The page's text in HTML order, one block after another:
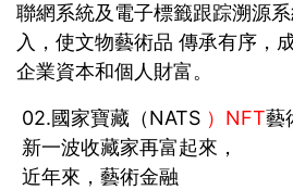
聯網系統及電子標籤跟踪溯源
入，使文物藝術品 傳承有序，
企業資本和個人財富。
02.國家寶藏（NATS ）NFT藝
新一波收藏家再富起來，
近年來，藝術金融